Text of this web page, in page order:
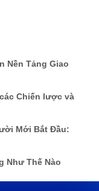
Nền Tảng Giao
Chiến lược và
Mới Bắt Đầu:
Như Thế Nào